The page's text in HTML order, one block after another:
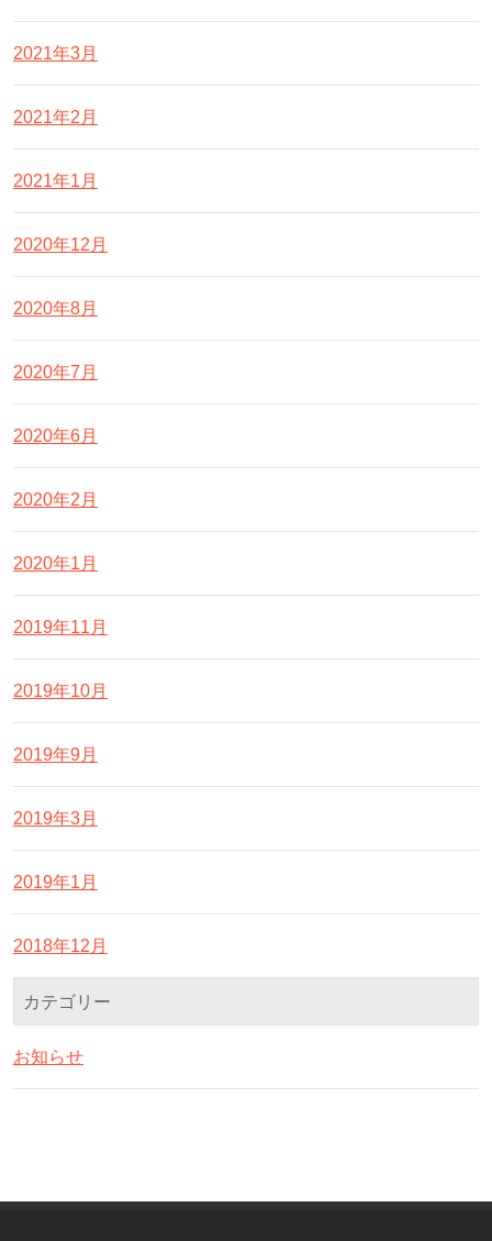
2021年3月
2021年2月
2021年1月
2020年12月
2020年8月
2020年7月
2020年6月
2020年2月
2020年1月
2019年11月
2019年10月
2019年9月
2019年3月
2019年1月
2018年12月
カテゴリー
お知らせ